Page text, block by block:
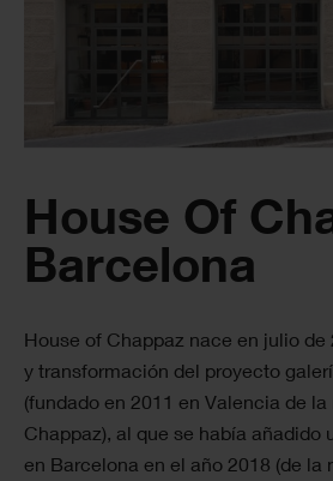
House Of
Barcelona
House of Chappaz nace en julio
y transformación del proyecto
(fundado en 2011 en Valencia de
Chappaz), al que se había añadido
en Barcelona en el año 2018 (de la